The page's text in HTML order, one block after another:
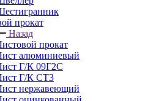
прокат
Назад
прокат
алюминиевый
Г/К 09Г2С
Г/К СТ3
нержавеющий